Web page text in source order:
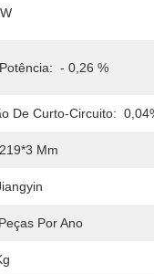
- 0,26 %
De Curto-Circuito:
Mm
Por Ano